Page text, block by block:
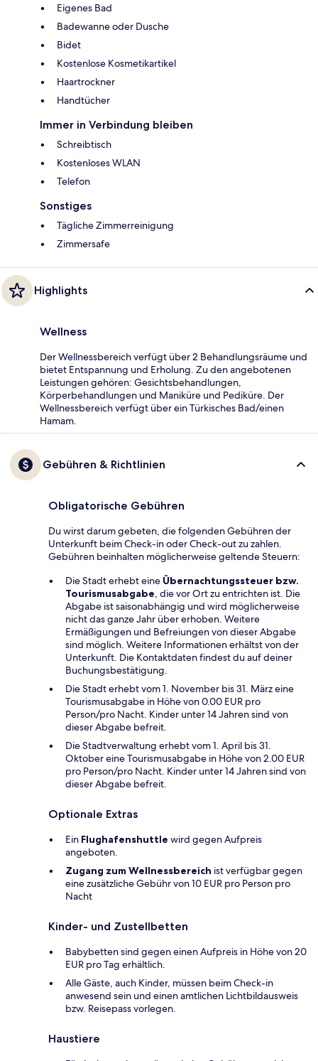
Eigenes Bad
Badewanne oder Dusche
Bidet
Kostenlose Kosmetikartikel
Haartrockner
Handtücher
Immer in Verbindung bleiben
Schreibtisch
Kostenloses WLAN
Telefon
Sonstiges
Tägliche Zimmerreinigung
Zimmersafe
Highlights
Wellness
Der Wellnessbereich verfügt über 2 Behandlungsräume und
bietet Entspannung und Erholung. Zu den angebotenen
Leistungen gehören: Gesichtsbehandlungen,
Körperbehandlungen und Maniküre und Pediküre. Der
Wellnessbereich verfügt über ein Türkisches Bad/einen
Hamam.
Gebühren & Richtlinien
Obligatorische Gebühren
Du wirst darum gebeten, die folgenden Gebühren der
Unterkunft beim Check-in oder Check-out zu zahlen.
Gebühren beinhalten möglicherweise geltende Steuern:
Die Stadt erhebt eine Übernachtungssteuer bzw.
Tourismusabgabe, die vor Ort zu entrichten ist. Die
Abgabe ist saisonabhängig und wird möglicherweise
nicht das ganze Jahr über erhoben. Weitere
Ermäßigungen und Befreiungen von dieser Abgabe
sind möglich. Weitere Informationen erhältst von der
Unterkunft. Die Kontaktdaten findest du auf deiner
Buchungsbestätigung.
Die Stadt erhebt vom 1. November bis 31. März eine
Tourismusabgabe in Höhe von 0.00 EUR pro
Person/pro Nacht. Kinder unter 14 Jahren sind von
dieser Abgabe befreit.
Die Stadtverwaltung erhebt vom 1. April bis 31.
Oktober eine Tourismusabgabe in Höhe von 2.00 EUR
pro Person/pro Nacht. Kinder unter 14 Jahren sind von
dieser Abgabe befreit.
Optionale Extras
Ein Flughafenshuttle wird gegen Aufpreis
angeboten.
Zugang zum Wellnessbereich ist verfügbar gegen
eine zusätzliche Gebühr von 10 EUR pro Person pro
Nacht
Kinder- und Zustellbetten
Babybetten sind gegen einen Aufpreis in Höhe von 20
EUR pro Tag erhältlich.
Alle Gäste, auch Kinder, müssen beim Check-in
anwesend sein und einen amtlichen Lichtbildausweis
bzw. Reisepass vorlegen.
Haustiere